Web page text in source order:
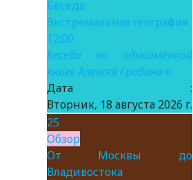
Беседа
Экстремальная география
12:00
Беседа по одноимённой
книге Алексея Гридина о
Дата :
Вторник, 18 августа 2026 г.
25
Обзор
От Москвы до
Владивостока